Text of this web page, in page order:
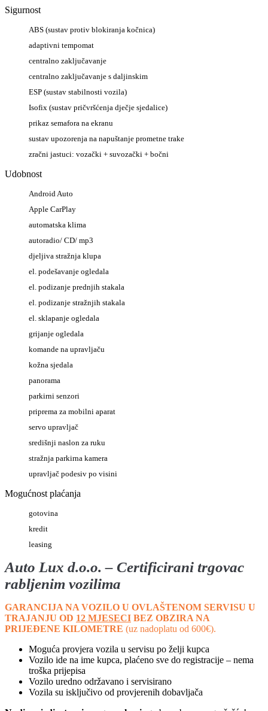
Sigurnost
ABS (sustav protiv blokiranja kočnica)
adaptivni tempomat
centralno zaključavanje
centralno zaključavanje s daljinskim
ESP (sustav stabilnosti vozila)
Isofix (sustav pričvršćenja dječje sjedalice)
prikaz semafora na ekranu
sustav upozorenja na napuštanje prometne trake
zračni jastuci: vozački + suvozački + bočni
Udobnost
Android Auto
Apple CarPlay
automatska klima
autoradio/ CD/ mp3
djeljiva stražnja klupa
el. podešavanje ogledala
el. podizanje prednjih stakala
el. podizanje stražnjih stakala
el. sklapanje ogledala
grijanje ogledala
komande na upravljaču
kožna sjedala
panorama
parkirni senzori
priprema za mobilni aparat
servo upravljač
središnji naslon za ruku
stražnja parkirna kamera
upravljač podesiv po visini
Mogućnost plaćanja
gotovina
kredit
leasing
Auto Lux d.o.o. – Certificirani trgovac
rabljenim vozilima
GARANCIJA NA VOZILO U OVLAŠTENOM SERVISU U
TRAJANJU OD 12 MJESECI BEZ OBZIRA NA
PRIJEĐENE KILOMETRE (uz nadoplatu od 600€).
Moguća provjera vozila u servisu po želji kupca
Vozilo ide na ime kupca, plaćeno sve do registracije – nema
troška prijepisa
Vozilo uredno održavano i servisirano
Vozila su isključivo od provjerenih dobavljača